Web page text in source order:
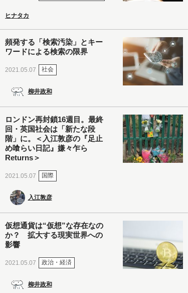
ヒナタカ
頻発する「検索汚染」とキー
ワードによる検索の限界
2021.05.07 社会
柳井政和
ロンドン再封鎖16週目。最終
回・英国社会は「新たな段
階」に。＜入江敦彦の『足止
め喰らい日記』嫌々乍ら
Returns＞
2021.05.07 国際
入江敦彦
仮想通貨は“仮想”な存在なの
か？ 拡大する現実世界への
影響
2021.05.07 政治・経済
柳井政和